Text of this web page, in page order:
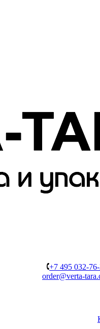
+7 495 032-
order@verta-